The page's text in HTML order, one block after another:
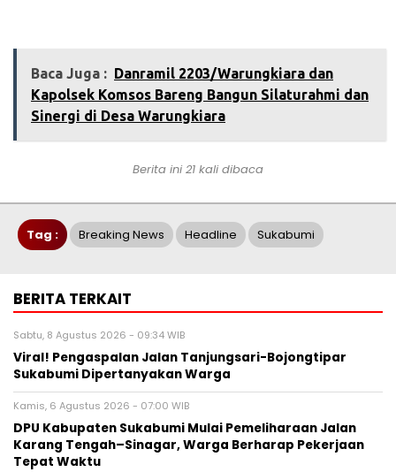
Baca Juga : Danramil 2203/Warungkiara dan
Kapolsek Komsos Bareng Bangun Silaturahmi dan
Sinergi di Desa Warungkiara
Berita ini 21 kali dibaca
Tag : Breaking News Headline Sukabumi
BERITA TERKAIT
Sabtu, 8 Agustus 2026 - 09:34 WIB
Viral! Pengaspalan Jalan Tanjungsari-Bojongtipar
Sukabumi Dipertanyakan Warga
Kamis, 6 Agustus 2026 - 07:00 WIB
‎DPU Kabupaten Sukabumi Mulai Pemeliharaan Jalan
Karang Tengah–Sinagar, Warga Berharap Pekerjaan
Tepat Waktu